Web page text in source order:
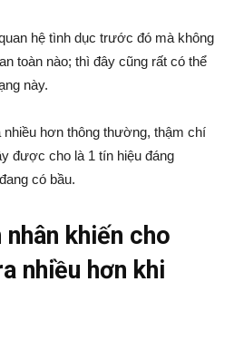
hệ tình dục trước đó mà không
toàn nào; thì đây cũng rất có thể
này.
hơn thông thường, thậm chí
được cho là 1 tín hiệu đáng
có bầu.
khiến cho
nhiều hơn khi